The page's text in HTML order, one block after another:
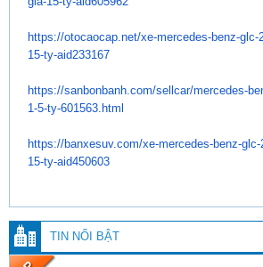
https://otocaocap.net/xe-mercedes-benz-glc-
15-ty-aid233167
https://sanbonbanh.com/sellcar/mercedes-
1-5-ty-601563.html
https://banxesuv.com/xe-mercedes-benz-glc-
15-ty-aid450603
TIN NỔI BẬT